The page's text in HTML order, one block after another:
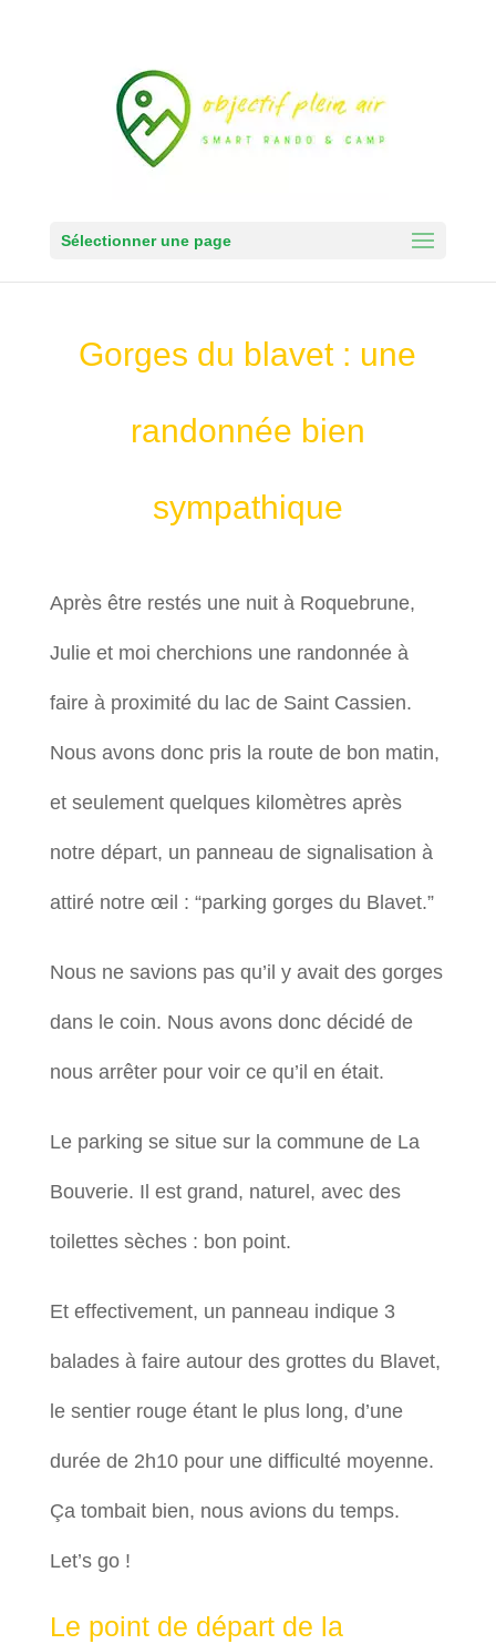
Sélectionner une page
Gorges du blavet : une
randonnée bien
sympathique
Après être restés une nuit à Roquebrune,
Julie et moi cherchions une randonnée à
faire à proximité du lac de Saint Cassien.
Nous avons donc pris la route de bon matin,
et seulement quelques kilomètres après
notre départ, un panneau de signalisation à
attiré notre œil : “parking gorges du Blavet.”
Nous ne savions pas qu’il y avait des gorges
dans le coin. Nous avons donc décidé de
nous arrêter pour voir ce qu’il en était.
Le parking se situe sur la commune de La
Bouverie. Il est grand, naturel, avec des
toilettes sèches : bon point.
Et effectivement, un panneau indique 3
balades à faire autour des grottes du Blavet,
le sentier rouge étant le plus long, d’une
durée de 2h10 pour une difficulté moyenne.
Ça tombait bien, nous avions du temps.
Let’s go !
Le point de départ de la